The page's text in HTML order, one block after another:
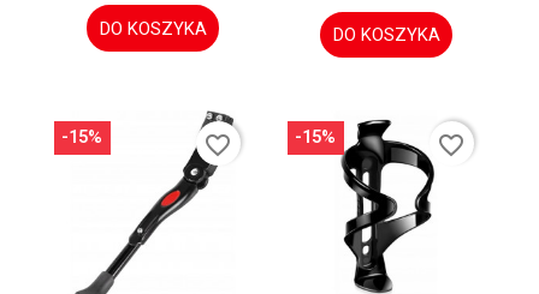
DO KOSZYKA DO KOSZYKA
-15% favorite_border -15% favorite_border